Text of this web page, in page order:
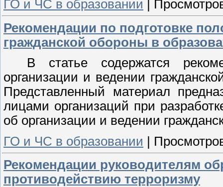
ГО и ЧС в образовании
Рекомендации по подготовке
гражданской обороны в
В статье содержатся
организации и ведении
Представленный материал
лицами организаций при
об организации и ведении
ГО и ЧС в образовании
Рекомендации руководителям
противодействию терроризму